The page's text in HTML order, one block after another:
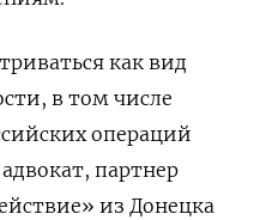
как вид
в том числе
операций
партнер
из Донецка